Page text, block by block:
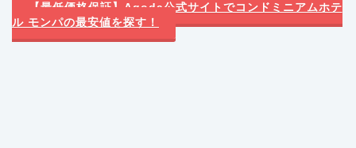
【最低価格保証】Agoda公式サイトでコンドミニアムホテ
ル モンパの最安値を探す！